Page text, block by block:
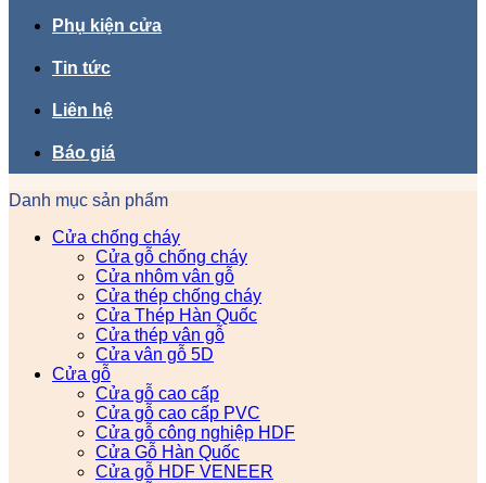
Phụ kiện cửa
Tin tức
Liên hệ
Báo giá
Danh mục sản phẩm
Cửa chống cháy
Cửa gỗ chống cháy
Cửa nhôm vân gỗ
Cửa thép chống cháy
Cửa Thép Hàn Quốc
Cửa thép vân gỗ
Cửa vân gỗ 5D
Cửa gỗ
Cửa gỗ cao cấp
Cửa gỗ cao cấp PVC
Cửa gỗ công nghiệp HDF
Cửa Gỗ Hàn Quốc
Cửa gỗ HDF VENEER